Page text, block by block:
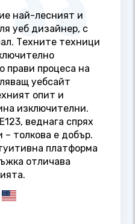
най-лесният и
уеб дизайнер, с
Техните техници
прави процеса на
уебсайт
опит и
изключителни.
веднага спрях
– толкова е добър.
платформа
отличава